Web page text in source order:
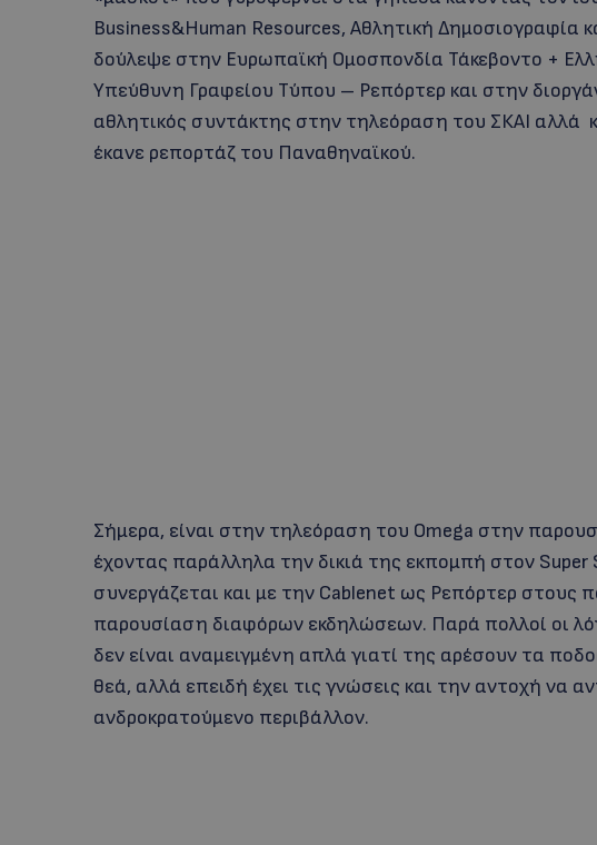
Business&Human Resources, Αθλητική Δημοσιογραφία
δούλεψε στην Ευρωπαϊκή Ομοσπονδία Τάκεβοντο +
Υπεύθυνη Γραφείου Τύπου – Ρεπόρτερ και στην
αθλητικός συντάκτης στην τηλεόραση του ΣΚΑΙ αλλά
έκανε ρεπορτάζ του Παναθηναϊκού.
Σήμερα, είναι στην τηλεόραση του Omega στην
έχοντας παράλληλα την δικιά της εκπομπή στον Super
συνεργάζεται και με την Cablenet ως Ρεπόρτερ στους
παρουσίαση διαφόρων εκδηλώσεων. Παρά πολλοί οι
δεν είναι αναμειγμένη απλά γιατί της αρέσουν τα
θεά, αλλά επειδή έχει τις γνώσεις και την αντοχή να
ανδροκρατούμενο περιβάλλον.